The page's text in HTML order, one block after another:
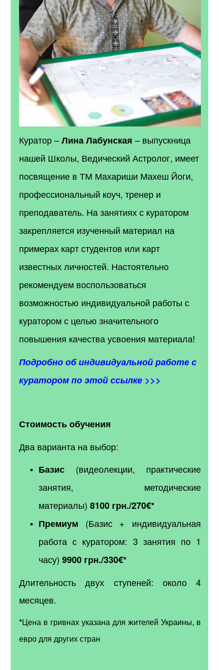
Куратор– Лина Лабунская – выпускница
нашей Школы, Ведический Астролог, имеет
посвящение в ТМ Махариши Махеш Йоги,
профессиональный коуч, тренер и
преподаватель. На занятиях с куратором
закрепляется изученный материал на
примерах карт студентов или карт
известных личностей. Настоятельно
рекомендуем воспользоваться
возможностью индивидуальной работы с
куратором с целью значительного
повышения качества усвоения материала!
Подробно об индивидуальной работе с
куратором по этой ссылке >>>
Стоимость обучения
Два варианта на выбор:
Базис (видеолекции, практические
занятия, методические
материалы)8100 грн./270€*
Премиум (Базис + индивидуальная
работа с куратором: 3 занятия по 1
часу)9900 грн./330€*
Длительность двух ступеней: около 4
месяцев.
*Цена в гривнах указана для жителей Украины, в
евро для других стран